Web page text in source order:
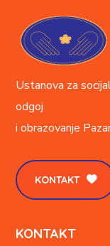
Ustanova za
odgoj
i obrazovanje
KONTAKT
KONTAKT